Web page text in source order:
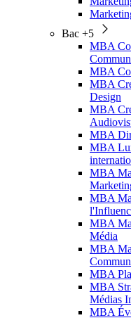
Bac +5
MBA
MBA
MBA
Design
MBA
MBA
MBA
MBA
MBA
MBA
Média
MBA
MBA
MBA
Médias
MBA